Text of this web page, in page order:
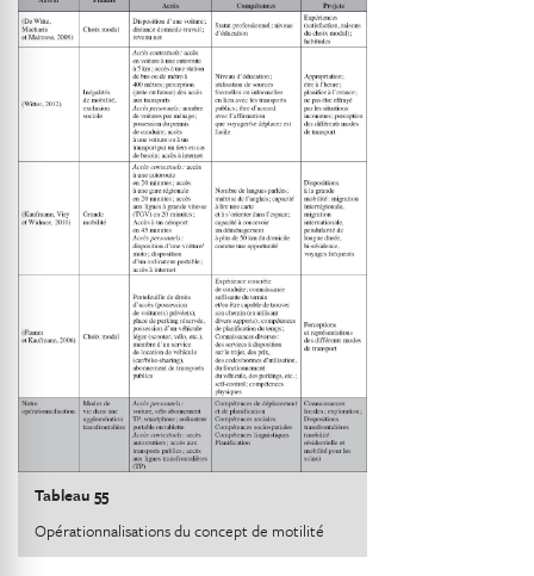
Tableau 55
Opérationnalisations du concept de motilité